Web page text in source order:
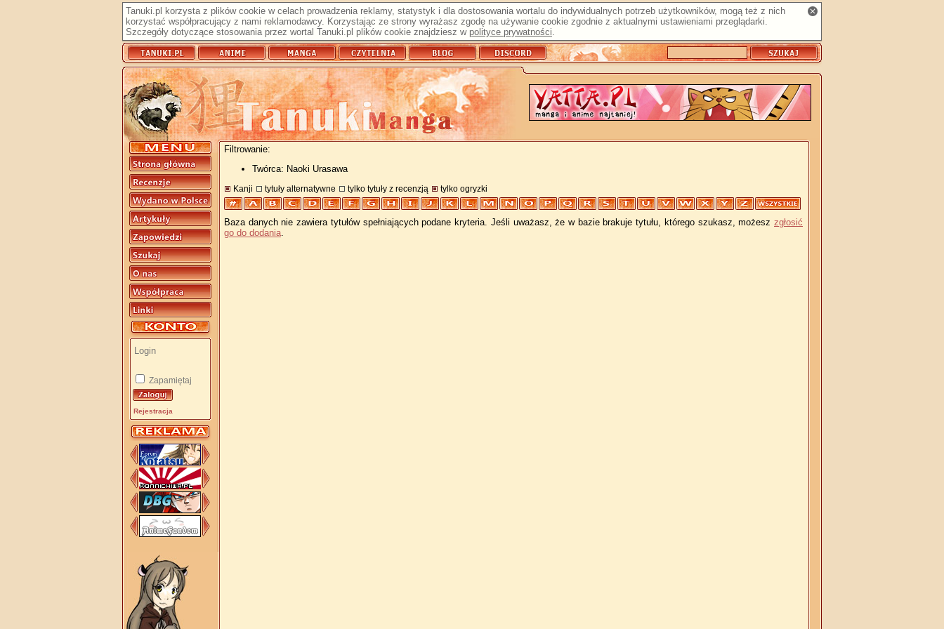
Tanuki.pl korzysta z plików cookie w celach prowadzenia reklamy, statystyk i dla dostosowania wortalu do indywidualnych potrzeb użytkowników, mogą też z nich
korzystać współpracujący z nami reklamodawcy. Korzystając ze strony wyrażasz zgodę na używanie cookie zgodnie z aktualnymi ustawieniami przeglądarki.
Szczegóły dotyczące stosowania przez wortal Tanuki.pl plików cookie znajdziesz w polityce prywatności.
Zapamiętaj
Rejestracja
Filtrowanie:
Twórca: Naoki Urasawa
Kanji tytuły alternatywne tylko tytuły z recenzją tylko ogryzki
Baza danych nie zawiera tytułów spełniających podane kryteria. Jeśli uważasz, że w bazie brakuje tytułu, którego szukasz, możesz zgłosić
go do dodania.